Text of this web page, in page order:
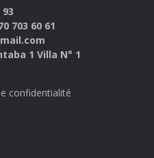
703 60 61
1 Villa N° 1
confidentialité